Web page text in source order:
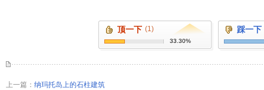
顶一下 (1)
33.30%
踩一下
上一篇： 纳玛托岛上的石柱建筑